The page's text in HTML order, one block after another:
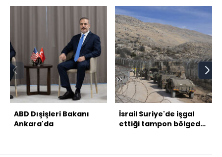
ABD Dışişleri Bakanı
Ankara'da
İsrail Suriye'de işgal
ettiği tampon bölgede